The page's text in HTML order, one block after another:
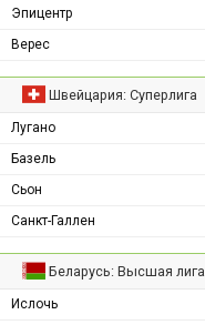
Эпицентр
Верес
Швейцария: Суперлига
Лугано
Базель
Сьон
Санкт-Галлен
Беларусь: Высшая лига
Ислочь